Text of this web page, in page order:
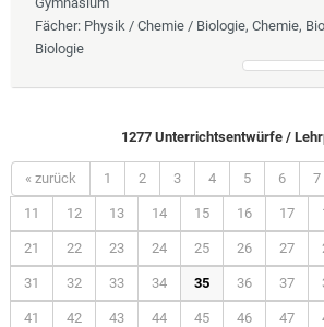
Fächer: Physik / Chemie / Biologie, Chemie,
Biologie
1277 Unterrichtsentwürfe /
« zurück 1 2 3 4 5 6 7
11 12 13 14 15 16 17
21 22 23 24 25 26 27
31 32 33 34 35 36 37
41 42 43 44 45 46 47